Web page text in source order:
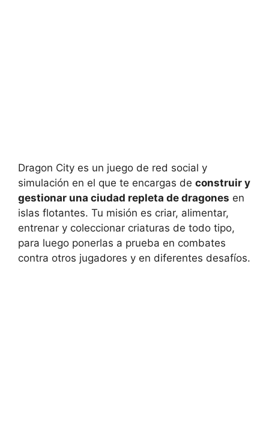
Dragon City es un juego de red social y
simulación en el que te encargas de construir y
gestionar una ciudad repleta de dragones en
islas flotantes. Tu misión es criar, alimentar,
entrenar y coleccionar criaturas de todo tipo,
para luego ponerlas a prueba en combates
contra otros jugadores y en diferentes desafíos.